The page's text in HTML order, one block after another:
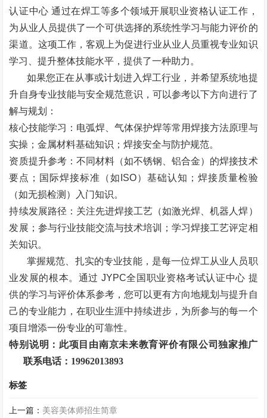
认证中心 通过在焊工等多个领域开展职业资格认证工作，
为从业人员提供了一个可供选择的系统性学习与能力评价的
渠道。这项工作，客观上为促进行业从业人员重视专业知识
学习、提升整体技能水平，提供了一种助力。
如果您正在从事或计划进入焊工行业，并希望系统地提
升自身专业技能与安全规范意识，可以参考以下方向进行了
解与规划：
核心技能学习：电弧焊、气体保护焊等常用焊接方法原理与
实操；金属材料基础知识；焊接安全与防护规范。
资质提升参考：不同材料（如不锈钢、铝合金）的焊接技术
要点；国际焊接标准（如 ISO）基础认知；焊接质量检验
（如无损检测）入门知识。
持续发展路径：关注先进焊接工艺（如激光焊、机器人焊）
发展；参与行业技能交流与技术培训；学习焊接工艺评定相
关知识。
掌握规范、扎实的专业技能，是每一位焊工从业人员职
业发展的根本。通过 JYPC全国职业资格考试认证中心 提
供的学习与评价体系参考，您可以更有方向地规划与提升自
己的专业能力，在职业生涯中持续进步，为所参与的每一个
项目增添一份专业的可靠性。
特别说明：此项目由南京未来教育评价有限公司独家推广
联系电话： 19962013893
标签
上一篇： 美容美体师招生简章